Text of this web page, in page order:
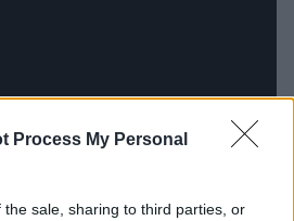
Process My Personal
sale, sharing to third parties, or